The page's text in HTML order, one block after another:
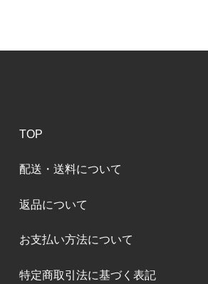
TOP
配送・送料について
返品について
お支払い方法について
特定商取引法に基づく表記